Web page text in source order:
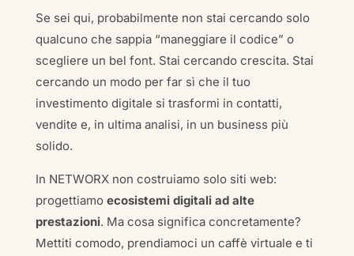
Se sei qui, probabilmente non stai cercando solo
qualcuno che sappia “maneggiare il codice” o
scegliere un bel font. Stai cercando crescita. Stai
cercando un modo per far sì che il tuo
investimento digitale si trasformi in contatti,
vendite e, in ultima analisi, in un business più
solido.
In NETWORX non costruiamo solo siti web:
progettiamo ecosistemi digitali ad alte
prestazioni. Ma cosa significa concretamente?
Mettiti comodo, prendiamoci un caffè virtuale e ti